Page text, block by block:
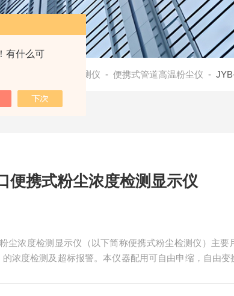
有什么可
业手持式粉尘浓度检测仪 - 便携式管道高温粉尘仪 - JYB-6A
便携式粉尘浓度检测显示仪
尘浓度检测显示仪（以下简称便携式粉尘检测仪）主要
浓度检测及超标报警。本仪器配用可自由申缩，自由变